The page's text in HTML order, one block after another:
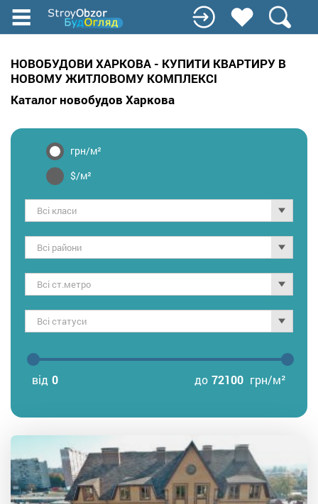
Перейти
до
вмісту
НОВОБУДОВИ ХАРКОВА - КУПИТИ КВАРТИРУ В
НОВОМУ ЖИТЛОВОМУ КОМПЛЕКСІ
Каталог новобудов Харкова
Всі класи
Всі райони
Всі ст.метро
Всі статуси
від 0 до 72100 грн/м²
грн/м²
$/м²